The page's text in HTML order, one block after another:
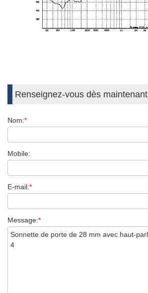
Renseignez-vous dès maintenant
Nom:*
Mobile:
E-mail:*
Message:*